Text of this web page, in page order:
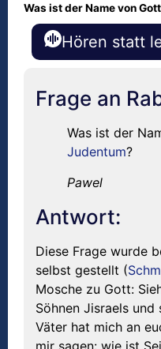
Was ist der Name von
Hören statt
Frage an
Was ist der
Judentum?
Pawel
Antwort:
Diese Frage wurde
selbst gestellt (
Mosche zu Gott:
Söhnen Jisraels
Väter hat mich an
mir sagen: wie ist